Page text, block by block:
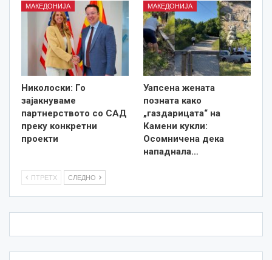
МАКЕДОНИЈА
Николоски: Го
зајакнуваме
партнерството со САД
преку конкретни
проекти
МАКЕДОНИЈА
Уапсена жената
позната како
„газдарицата“ на
Камени кукли:
Осомничена дека
нападнала…
ПТРЕТХ СЛЕДНО